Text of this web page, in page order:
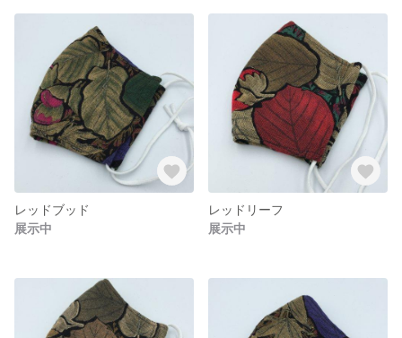
レッドブッド
展示中
レッドリーフ
展示中